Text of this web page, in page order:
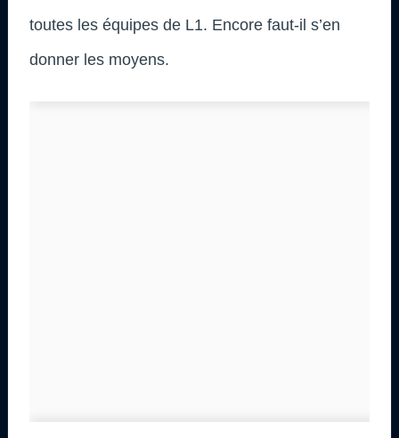
toutes les équipes de L1. Encore faut-il s’en
donner les moyens.